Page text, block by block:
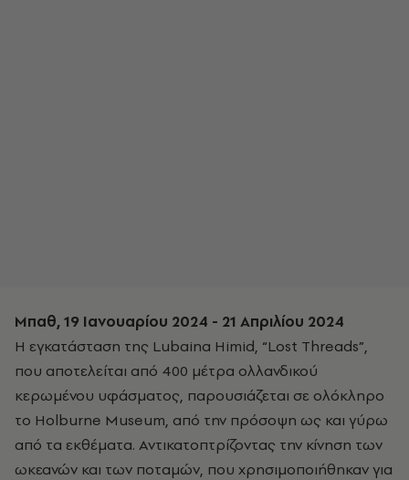
Μπαθ, 19 Ιανουαρίου 2024 - 21 Απριλίου 2024
Η εγκατάσταση της Lubaina Himid, “Lost Threads”,
που αποτελείται από 400 μέτρα ολλανδικού
κερωμένου υφάσματος, παρουσιάζεται σε ολόκληρο
το Holburne Museum, από την πρόσοψη ως και γύρω
από τα εκθέματα. Αντικατοπτρίζοντας την κίνηση των
ωκεανών και των ποταμών, που χρησιμοποιήθηκαν για